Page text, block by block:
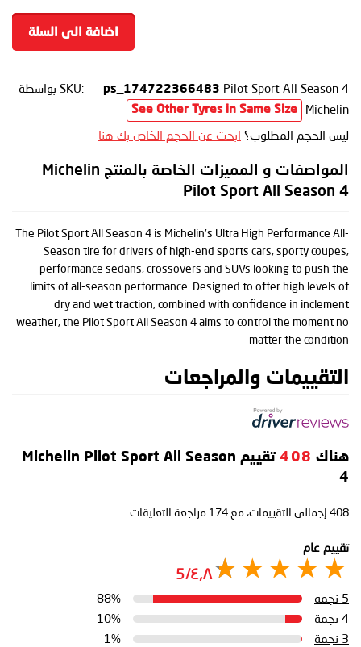
اضافة الى السلة
SKU: ps_174722366483 Pilot Sport All Season 4
بواسطة
Michelin
See Other Tyres in Same Size
ليس الحجم المطلوب؟ ابحث عن الحجم الخاص بك هنا
المواصفات و المميزات الخاصة بالمنتج Michelin
Pilot Sport All Season 4
The Pilot Sport All Season 4 is Michelin's Ultra High Performance All-
Season tire for drivers of high-end sports cars, sporty coupes,
performance sedans, crossovers and SUVs looking to push the
limits of all-season performance. Designed to offer high levels of
dry and wet traction, combined with confidence in inclement
weather, the Pilot Sport All Season 4 aims to control the moment no
matter the condition
التقييمات والمراجعات
هناك 408
تقييم Michelin Pilot Sport All Season
4
408 إجمالي التقييمات، مع 174 مراجعة التعليقات
تقييم عام
٤٫٨/5
5 نجمة
88%
4 نجمة
10%
3 نجمة
1%